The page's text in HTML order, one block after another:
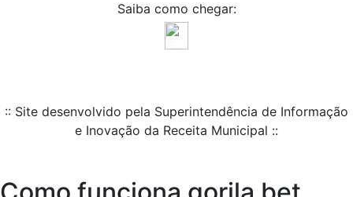
Saiba como chegar:
:: Site desenvolvido pela Superintendência de Informação
e Inovação da Receita Municipal ::